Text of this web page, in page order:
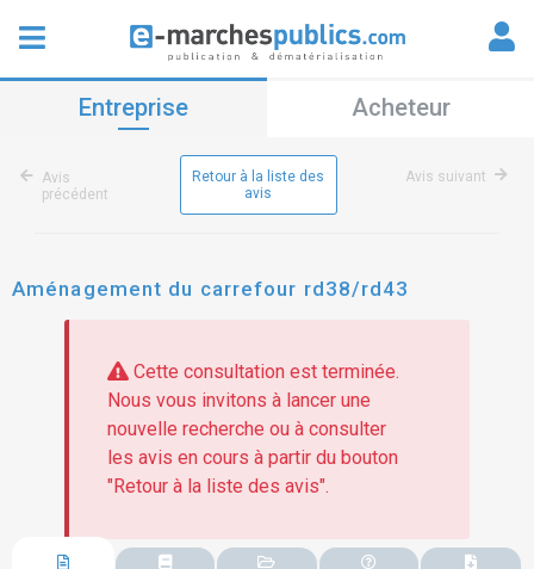
Entreprise Acheteur
Avis
précédent
Retour à la liste des
avis
Avis suivant
Aménagement du carrefour rd38/rd43
Cette consultation est terminée.
Nous vous invitons à lancer une
nouvelle recherche ou à consulter
les avis en cours à partir du bouton
"Retour à la liste des avis".